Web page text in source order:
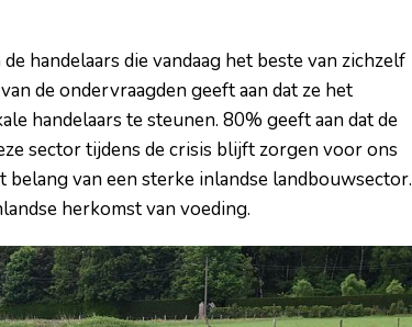
handelaars die vandaag het beste van zichzelf
de ondervraagden geeft aan dat ze het
handelaars te steunen. 80% geeft aan dat de
sector tijdens de crisis blijft zorgen voor ons
van een sterke inlandse landbouwsector.
herkomst van voeding.